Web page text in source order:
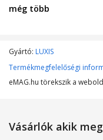
MŰSZAKI JELLEMZŐK
Szűrő típusa
Tápfeszültség
még több
Gyártó: LUXIS
Termékmegfelelőségi
eMAG.hu törekszik a
Vásárlók akik